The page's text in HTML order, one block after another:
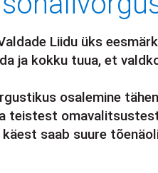
Liidu üks
ja kokku tuua, et
osalemine
teistest
saab suure